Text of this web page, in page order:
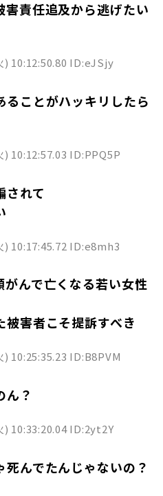
害責任追及から逃げたい
10:12:50.80 ID:eJSjy
ることがハッキリしたら
10:12:57.03 ID:PPQ5P
されて
10:17:45.72 ID:e8mh3
んで亡くなる若い女性
害者こそ提訴すべき
10:25:35.23 ID:B8PVM
ん？
10:33:20.04 ID:2yt2Y
んでたんじゃないの？